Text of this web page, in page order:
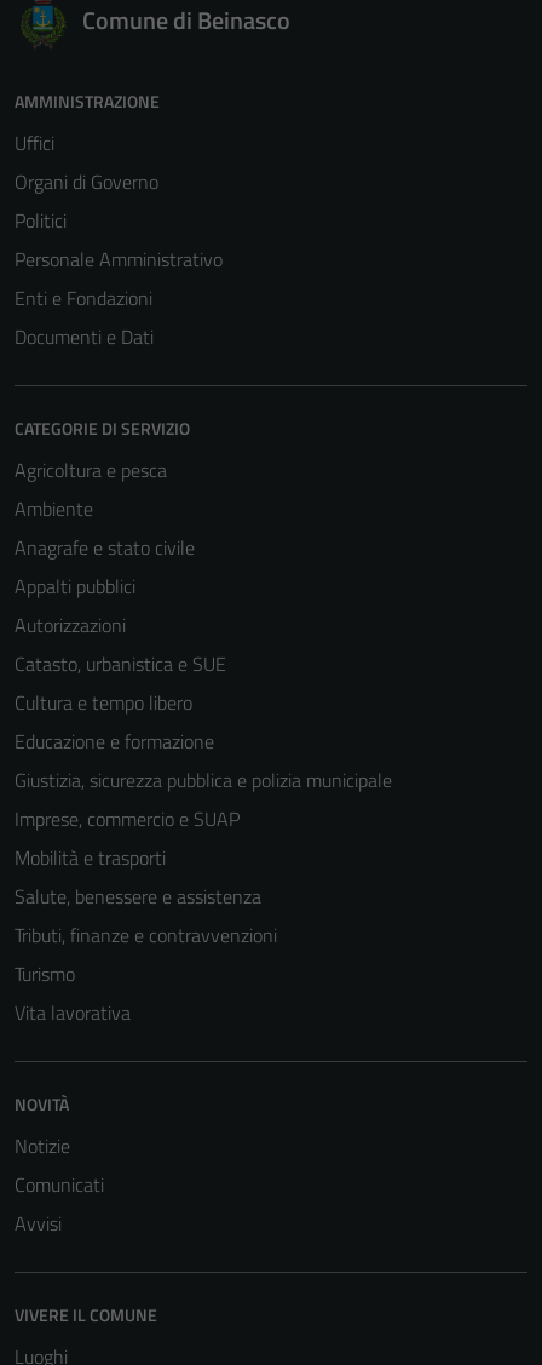
Comune di Beinasco
AMMINISTRAZIONE
Uffici
Organi di Governo
Politici
Personale Amministrativo
Enti e Fondazioni
Documenti e Dati
CATEGORIE DI SERVIZIO
Agricoltura e pesca
Ambiente
Anagrafe e stato civile
Appalti pubblici
Autorizzazioni
Catasto, urbanistica e SUE
Cultura e tempo libero
Educazione e formazione
Giustizia, sicurezza pubblica e polizia municipale
Imprese, commercio e SUAP
Mobilità e trasporti
Salute, benessere e assistenza
Tributi, finanze e contravvenzioni
Turismo
Vita lavorativa
NOVITÀ
Notizie
Comunicati
Avvisi
VIVERE IL COMUNE
Luoghi
del sito e non